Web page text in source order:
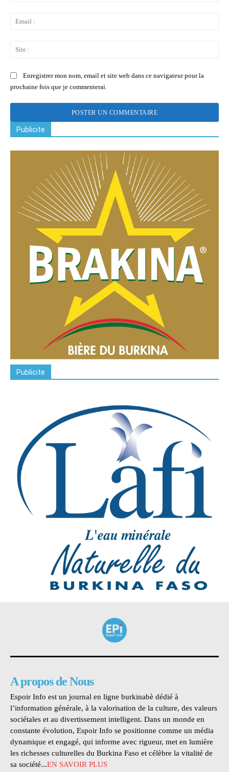
Enregistrer mon nom, email et site web dans ce navigateur pour la
prochaine fois que je commenterai.
Publicite
Publicite
A propos de Nous
Espoir Info est un journal en ligne burkinabè dédié à
l’information générale, à la valorisation de la culture, des valeurs
sociétales et au divertissement intelligent. Dans un monde en
constante évolution, Espoir Info se positionne comme un média
dynamique et engagé, qui informe avec rigueur, met en lumière
les richesses culturelles du Burkina Faso et célèbre la vitalité de
sa société...EN SAVOIR PLUS